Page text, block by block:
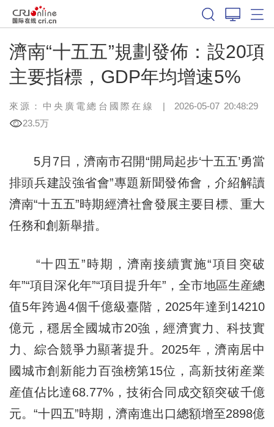
濟南“十五五”規劃發佈：設20項
主要指標，GDP年均增速5%
來源：中央廣電總台國際在線 | 2026-05-07 20:48:29
23.5万
5月7日，濟南市召開“開局起步‘十五五’勇當
排頭兵建設強省會”專題新聞發佈會，介紹解讀
濟南“十五五”時期經濟社會發展主要目標、重大
任務和創新舉措。
“十四五”時期，濟南接續實施“項目突破
年”“項目深化年”“項目提升年”，全市地區生産總
值5年跨過4個千億級臺階，2025年達到14210
億元，穩居全國城市20強，經濟實力、科技實
力、綜合競爭力顯著提升。2025年，濟南居中
國城市創新能力百強榜第15位，高新技術産業
産值佔比達68.77%，技術合同成交額突破千億
元。“十四五”時期，濟南進出口總額增至2898億